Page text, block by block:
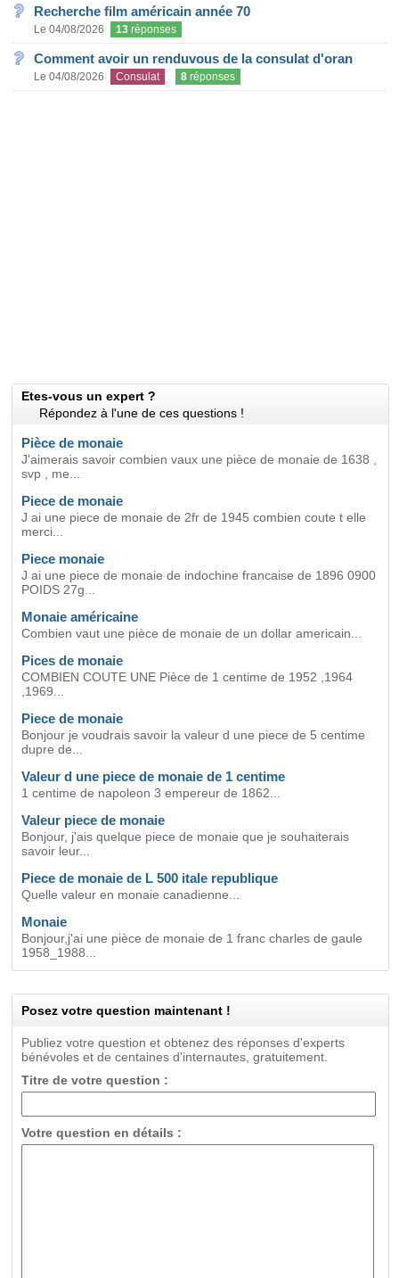
Recherche film américain année 70
Le 04/08/2026 13 réponses
Comment avoir un renduvous de la consulat d'oran
Le 04/08/2026 Consulat 8 réponses
Etes-vous un expert ?
Répondez à l'une de ces questions !
Pièce de monaie
J'aimerais savoir combien vaux une pièce de monaie de 1638 ,
svp , me...
Piece de monaie
J ai une piece de monaie de 2fr de 1945 combien coute t elle
merci...
Piece monaie
J ai une piece de monaie de indochine francaise de 1896 0900
POIDS 27g...
Monaie américaine
Combien vaut une pièce de monaie de un dollar americain...
Pices de monaie
COMBIEN COUTE UNE Pièce de 1 centime de 1952 ,1964
,1969...
Piece de monaie
Bonjour je voudrais savoir la valeur d une piece de 5 centime
dupre de...
Valeur d une piece de monaie de 1 centime
1 centime de napoleon 3 empereur de 1862...
Valeur piece de monaie
Bonjour, j'ais quelque piece de monaie que je souhaiterais
savoir leur...
Piece de monaie de L 500 itale republique
Quelle valeur en monaie canadienne...
Monaie
Bonjour,j'ai une pièce de monaie de 1 franc charles de gaule
1958_1988...
Posez votre question maintenant !
Publiez votre question et obtenez des réponses d'experts
bénévoles et de centaines d'internautes, gratuitement.
Titre de votre question :
Votre question en détails :